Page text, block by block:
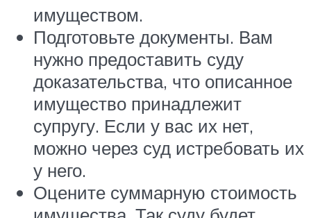
имуществом.
Подготовьте документы. Вам
нужно предоставить суду
доказательства, что описанное
имущество принадлежит
супругу. Если у вас их нет,
можно через суд истребовать их
у него.
Оцените суммарную стоимость